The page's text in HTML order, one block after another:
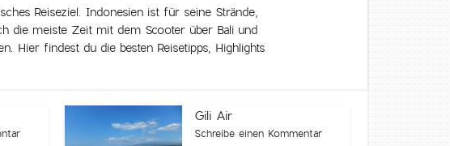
Reiseziel. Indonesien ist für seine Strände,
die meiste Zeit mit dem Scooter über Bali und
Hier findest du die besten Reisetipps, Highlights
Gili Air
Schreibe einen Kommentar